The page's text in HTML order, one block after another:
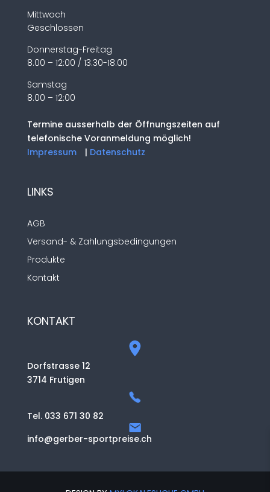
Mittwoch
Geschlossen
Donnerstag-Freitag
8.00 – 12:00 / 13.30-18.00
Samstag
8.00 – 12:00
Termine ausserhalb der Öffnungszeiten auf
telefonische Voranmeldung möglich!
Impressum
| Datenschutz
LINKS
AGB
Versand- & Zahlungsbedingungen
Produkte
Kontakt
KONTAKT
Dorfstrasse 12
3714 Frutigen
Tel. 033 671 30 82
info@gerber-sportpreise.ch